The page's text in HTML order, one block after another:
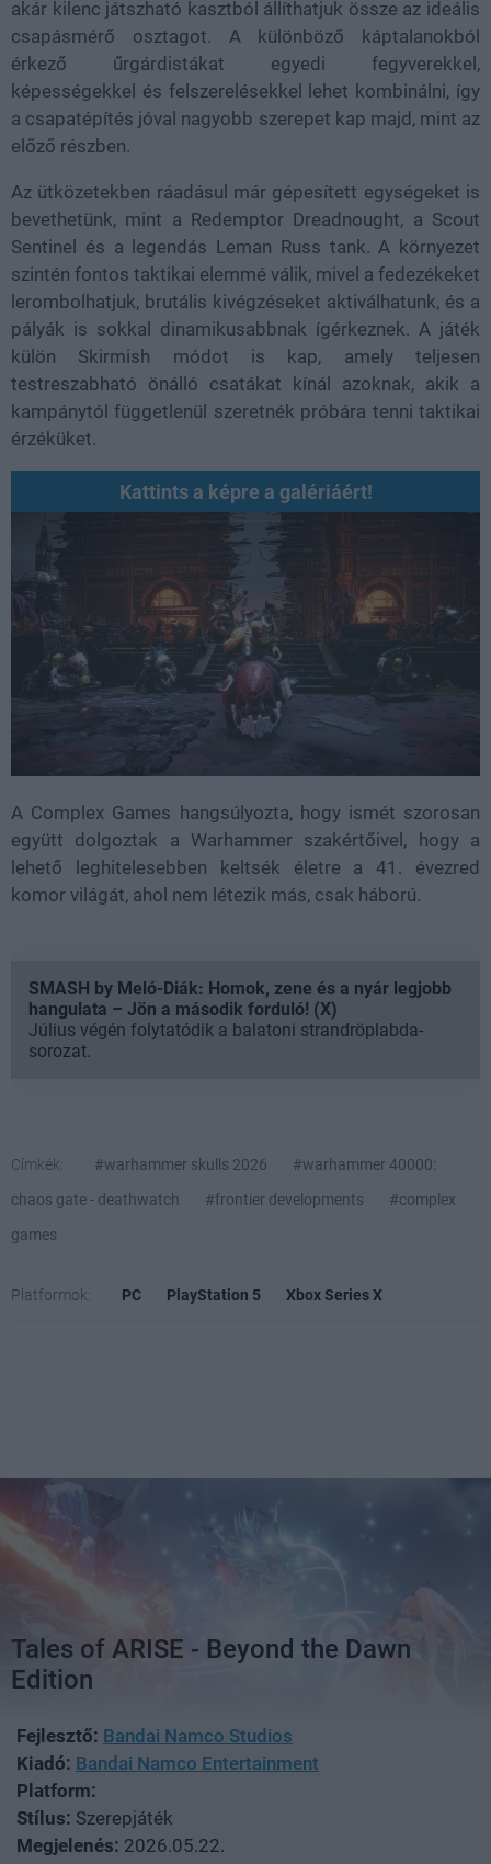
akár kilenc játszható kasztból állíthatjuk össze az ideális
csapásmérő osztagot. A különböző káptalanokból
érkező űrgárdistákat egyedi fegyverekkel,
képességekkel és felszerelésekkel lehet kombinálni, így
a csapatépítés jóval nagyobb szerepet kap majd, mint az
előző részben.
Az ütközetekben ráadásul már gépesített egységeket is
bevethetünk, mint a Redemptor Dreadnought, a Scout
Sentinel és a legendás Leman Russ tank. A környezet
szintén fontos taktikai elemmé válik, mivel a fedezékeket
lerombolhatjuk, brutális kivégzéseket aktiválhatunk, és a
pályák is sokkal dinamikusabbnak ígérkeznek. A játék
külön Skirmish módot is kap, amely teljesen
testreszabható önálló csatákat kínál azoknak, akik a
kampánytól függetlenül szeretnék próbára tenni taktikai
érzéküket.
Kattints a képre a galériáért!
A Complex Games hangsúlyozta, hogy ismét szorosan
együtt dolgoztak a Warhammer szakértőivel, hogy a
lehető leghitelesebben keltsék életre a 41. évezred
komor világát, ahol nem létezik más, csak háború.
SMASH by Meló-Diák: Homok, zene és a nyár legjobb
hangulata – Jön a második forduló! (X)
Július végén folytatódik a balatoni strandröplabda-
sorozat.
Címkék: #warhammer skulls 2026
#warhammer 40000:
chaos gate - deathwatch
#frontier developments
#complex
games
Platformok: PC PlayStation 5 Xbox Series X
Tales of ARISE - Beyond the Dawn
Edition
Fejlesztő: Bandai Namco Studios
Kiadó: Bandai Namco Entertainment
Platform:
Stílus: Szerepjáték
Megjelenés: 2026.05.22.